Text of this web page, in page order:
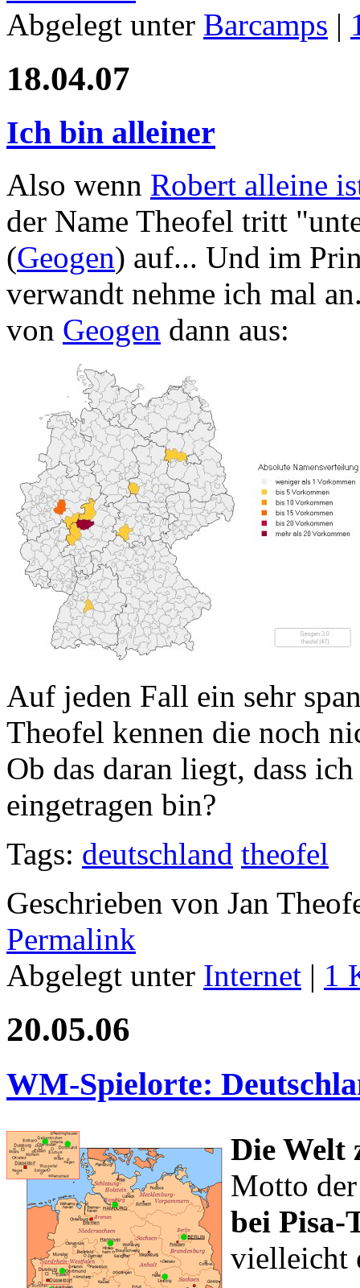
Abgelegt unter Barcamps |
18.04.07
Ich bin alleiner
Also wenn Robert alleine
der Name Theofel tritt
(Geogen) auf... Und im
verwandt nehme ich mal
von Geogen dann aus:
Auf jeden Fall ein sehr
Theofel kennen die noch
Ob das daran liegt, dass
eingetragen bin?
Tags: deutschland theofel
Geschrieben von Jan
Permalink
Abgelegt unter Internet | 1
20.05.06
WM-Spielorte:
Die Welt
Motto
bei Pisa-
vielleicht